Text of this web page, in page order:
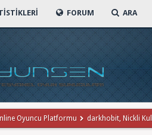
FORUM ARA
Oyuncu Platformu darkhobit, Nickli